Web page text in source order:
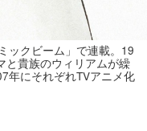
ックビーム」で連載。19
と貴族のウィリアムが繰
年にそれぞれTVアニメ化